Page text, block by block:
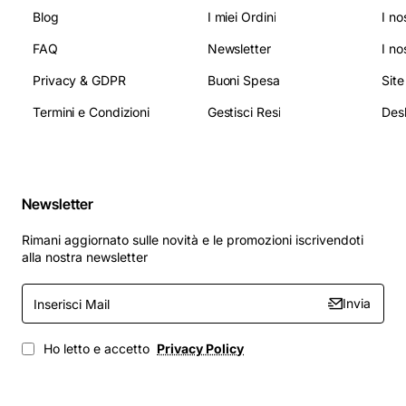
Blog
FAQ
Privacy & GDPR
Termini e Condizioni
I miei Ordini
Newsletter
Buoni Spesa
Gestisci Resi
I
I
Newsletter
Rimani aggiornato sulle novità e le promozioni iscrivendoti
alla nostra newsletter
Inserisci
Mail
Invia
Ho letto e accetto Privacy Policy